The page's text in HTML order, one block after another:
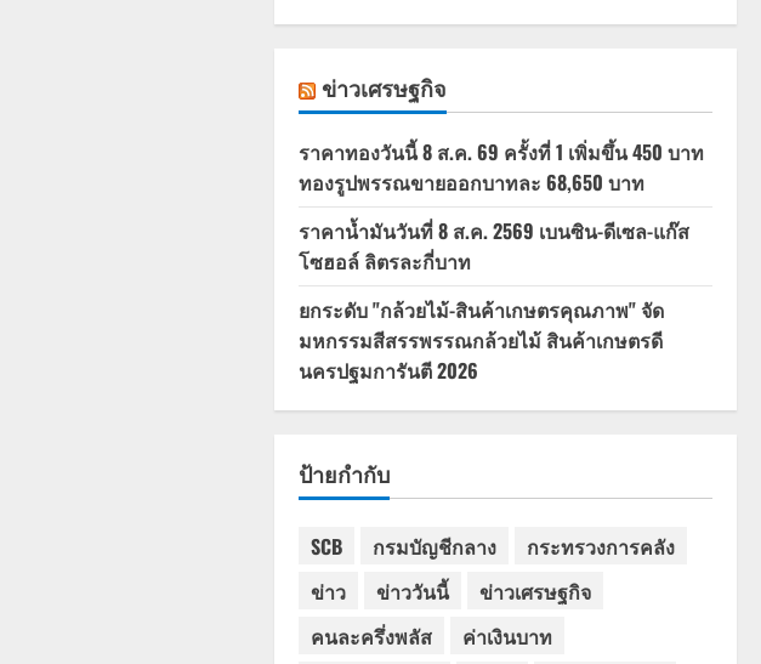
ข่าวเศรษฐกิจ
ราคาทองวันนี้ 8 ส.ค. 69 ครั้งที่ 1 เพิ่มขึ้น 450 บาท
ทองรูปพรรณขายออกบาทละ 68,650 บาท
ราคาน้ำมันวันที่ 8 ส.ค. 2569 เบนซิน-ดีเซล-แก๊ส
โซฮอล์ ลิตรละกี่บาท
ยกระดับ "กล้วยไม้-สินค้าเกษตรคุณภาพ" จัด
มหกรรมสีสรรพรรณกล้วยไม้ สินค้าเกษตรดี
นครปฐมการันตี 2026
ป้ายกำกับ
SCB กรมบัญชีกลาง
กระทรวงการคลัง
ข่าว
ข่าววันนี้
ข่าวเศรษฐกิจ
คนละครึ่งพลัส
ค่าเงินบาท